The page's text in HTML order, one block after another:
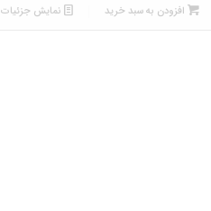
بود.
افزودن به سبد خرید نمایش جزئیات